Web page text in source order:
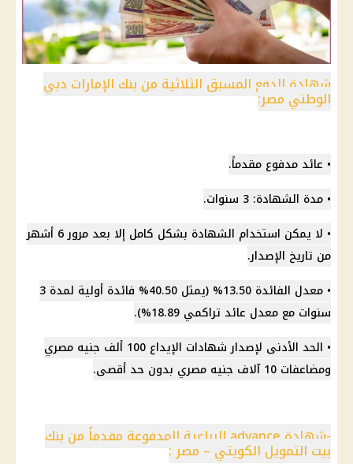
شهادة الدفع المسبق الثلاثية من بنك الإمارات دبي
الوطني مصر:
• عائد مدفوع مقدماً.
• مدة الشهادة: 3 سنوات.
• لا يمكن استخدام الشهادة بشكل كامل إلا بعد مرور 6 أشهر
من تاريخ الإصدار.
• معدل الفائدة
13.50% (يمثل 40.50% فائدة أولية لمدة 3
سنوات مع معدل عائد تراكمي 18.89%).
• الحد الأدنى لإصدار شهادات الإيداع 100 ألف
جنيه مصري
ومضاعفات 10 آلاف
جنيه مصري بدون حد أقصى.
-شهادة advance الرباعية المدفوعة مقدماً من بنك
بيت التمويل الكويتي – مصر :